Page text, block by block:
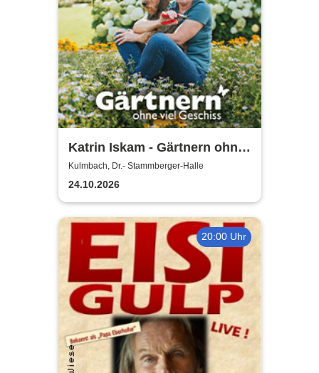
Katrin Iskam - Gärtnern ohne
viel Geschiss
Kulmbach, Dr.- Stammberger-Halle
24.10.2026
20:00 Uhr